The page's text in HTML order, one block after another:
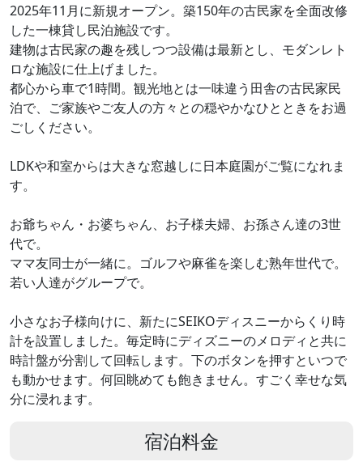
2025年11月に新規オープン。築150年の古民家を全面改修
した一棟貸し民泊施設です。
建物は古民家の趣を残しつつ設備は最新とし、モダンレト
ロな施設に仕上げました。
都心から車で1時間。観光地とは一味違う田舎の古民家民
泊で、ご家族やご友人の方々との穏やかなひとときをお過
ごしください。
LDKや和室からは大きな窓越しに日本庭園がご覧になれま
す。
お爺ちゃん・お婆ちゃん、お子様夫婦、お孫さん達の3世
代で。
ママ友同士が一緒に。ゴルフや麻雀を楽しむ熟年世代で。
若い人達がグループで。
小さなお子様向けに、新たにSEIKOディスニーからくり時
計を設置しました。毎定時にディズニーのメロディと共に
時計盤が分割して回転します。下のボタンを押すといつで
も動かせます。何回眺めても飽きません。すごく幸せな気
分に浸れます。
宿泊料金